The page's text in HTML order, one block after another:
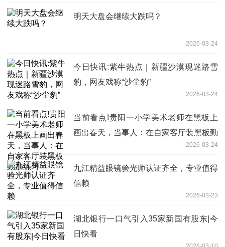
明天大盘会继续大跌吗？
2026-03-24
今日快讯:紫牛热点｜新疆沙漠现迷路雪
豹，网友戏称“沙尘豹”
2026-03-24
当前看点!贵阳一小学美术老师在黑板上
画出春天，当事人：在自家客厅装黑板勤
2026-03-24
九江精益眼镜验光师认证齐全，专业值得
信赖
2026-03-23
湖北银行一口气引入35家新国有股东|今
日快看